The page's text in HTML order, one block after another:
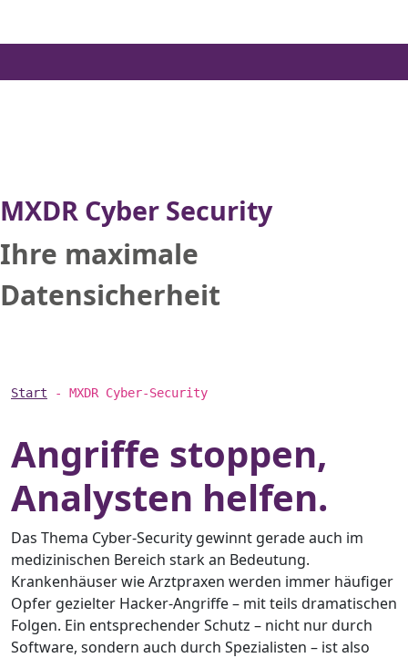
content
MXDR Cyber Security
Ihre maximale
Datensicherheit
Start - MXDR Cyber-Security
Angriffe stoppen,
Analysten helfen.
Das Thema Cyber-Security gewinnt gerade auch im
medizinischen Bereich stark an Bedeutung.
Krankenhäuser wie Arztpraxen werden immer häufiger
Opfer gezielter Hacker-Angriffe – mit teils dramatischen
Folgen. Ein entsprechender Schutz – nicht nur durch
Software, sondern auch durch Spezialisten – ist also